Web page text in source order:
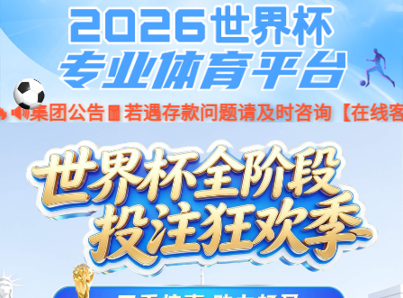
jiuyou.com·(中国区)官方网站
股票
代码 001266
？仄